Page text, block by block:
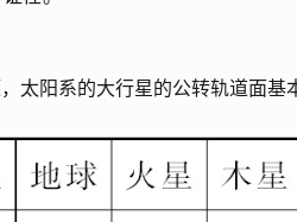
太阳系的大行星的公转轨道面基